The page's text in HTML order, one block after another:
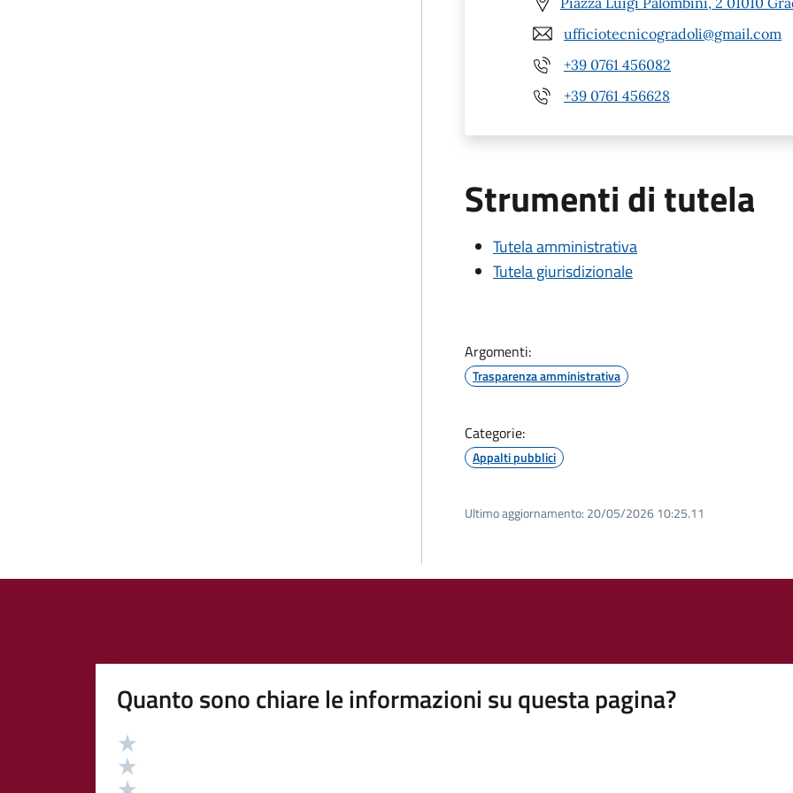
ufficiotecnicogradoli@gmail.com
+39 0761 456082
+39 0761 456628
Strumenti di tutela
Tutela amministrativa
Tutela giurisdizionale
Argomenti:
Trasparenza amministrativa
Categorie:
Appalti pubblici
Ultimo aggiornamento: 20/05/2026 10:25.11
Quanto sono chiare le informazioni su questa pagina?
Valutazione